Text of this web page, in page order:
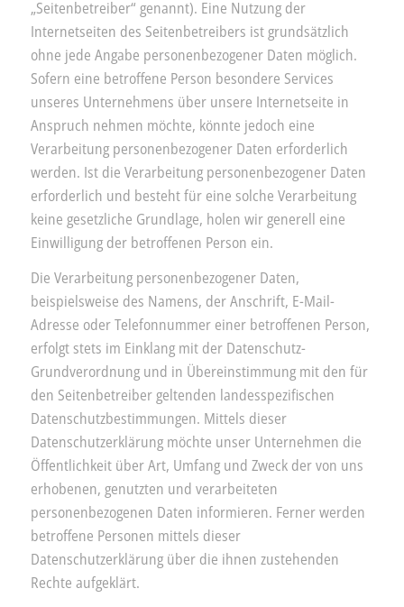
„Seitenbetreiber“ genannt). Eine Nutzung der
Internetseiten des Seitenbetreibers ist grundsätzlich
ohne jede Angabe personenbezogener Daten möglich.
Sofern eine betroffene Person besondere Services
unseres Unternehmens über unsere Internetseite in
Anspruch nehmen möchte, könnte jedoch eine
Verarbeitung personenbezogener Daten erforderlich
werden. Ist die Verarbeitung personenbezogener Daten
erforderlich und besteht für eine solche Verarbeitung
keine gesetzliche Grundlage, holen wir generell eine
Einwilligung der betroffenen Person ein.
Die Verarbeitung personenbezogener Daten,
beispielsweise des Namens, der Anschrift, E-Mail-
Adresse oder Telefonnummer einer betroffenen Person,
erfolgt stets im Einklang mit der Datenschutz-
Grundverordnung und in Übereinstimmung mit den für
den Seitenbetreiber geltenden landesspezifischen
Datenschutzbestimmungen. Mittels dieser
Datenschutzerklärung möchte unser Unternehmen die
Öffentlichkeit über Art, Umfang und Zweck der von uns
erhobenen, genutzten und verarbeiteten
personenbezogenen Daten informieren. Ferner werden
betroffene Personen mittels dieser
Datenschutzerklärung über die ihnen zustehenden
Rechte aufgeklärt.